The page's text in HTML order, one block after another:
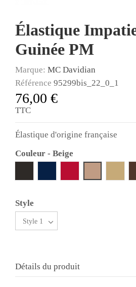
Élastique
Guinée PM
Marque: MC Davidian
Référence 95299bis_22_0_1
76,00 €
TTC
Élastique d'origine française
Couleur - Beige
Style
Détails du produit